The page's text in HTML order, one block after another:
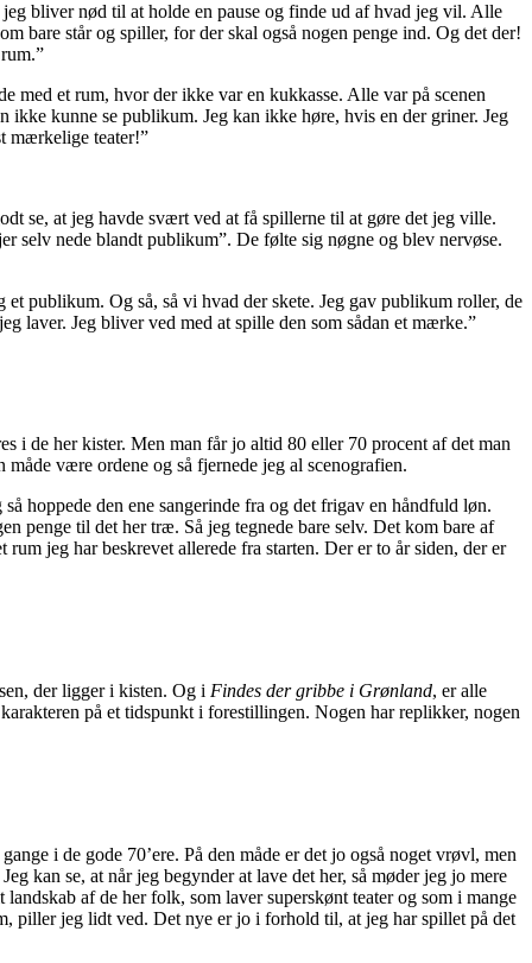
bliver nød til at holde en pause og finde ud af hvad jeg vil. Alle
bare står og spiller, for der skal også nogen penge ind. Og det der!
med et rum, hvor der ikke var en kukkasse. Alle var på scenen
kunne se publikum. Jeg kan ikke høre, hvis en der griner. Jeg
mærkelige teater!”
se, at jeg havde svært ved at få spillerne til at gøre det jeg ville.
selv nede blandt publikum”. De følte sig nøgne og blev nervøse.
publikum. Og så, så vi hvad der skete. Jeg gav publikum roller, de
laver. Jeg bliver ved med at spille den som sådan et mærke.”
i de her kister. Men man får jo altid 80 eller 70 procent af det man
være ordene og så fjernede jeg al scenografien.
hoppede den ene sangerinde fra og det frigav en håndfuld løn.
penge til det her træ. Så jeg tegnede bare selv. Det kom bare af
jeg har beskrevet allerede fra starten. Der er to år siden, der er
der ligger i kisten. Og i Findes der gribbe i Grønland, er alle
på et tidspunkt i forestillingen. Nogen har replikker, nogen
i de gode 70’ere. På den måde er det jo også noget vrøvl, men
kan se, at når jeg begynder at lave det her, så møder jeg jo mere
landskab af de her folk, som laver superskønt teater og som i mange
piller jeg lidt ved. Det nye er jo i forhold til, at jeg har spillet på det